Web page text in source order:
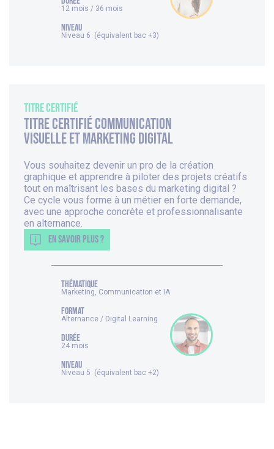
12 mois / 36 mois
NIVEAU
Niveau 6 (équivalent bac +3)
Titre Certifié
Titre Certifié Communication
visuelle et marketing digital
Vous souhaitez devenir un pro de la création
graphique et apprendre à piloter des projets créatifs
tout en maîtrisant les bases du marketing digital ?
Ce cycle vous forme à un métier en forte demande,
avec une approche concrète et professionnalisante
en alternance.
EN SAVOIR PLUS ?
thématique
Marketing, Communication et IA
FORMAT
Alternance / Digital Learning
DURÉE
24 mois
NIVEAU
Niveau 5 (équivalent bac +2)